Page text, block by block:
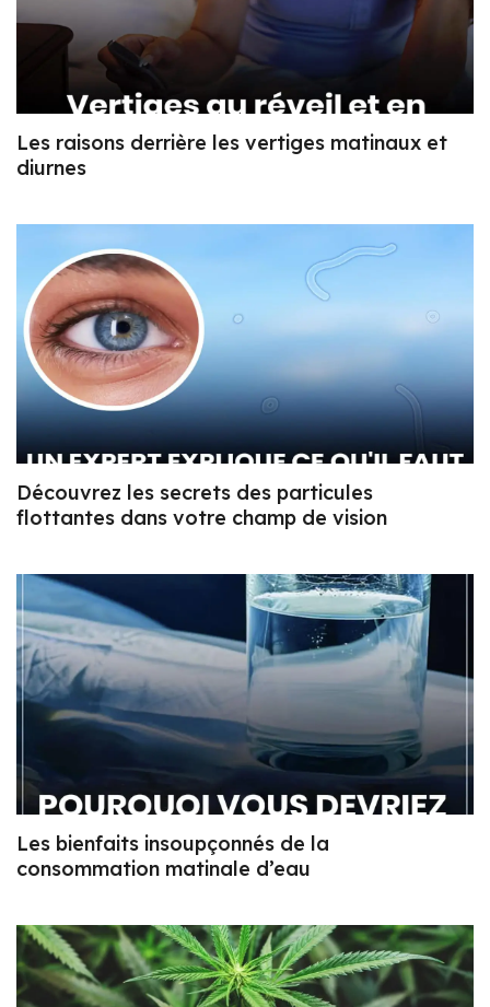
Les raisons derrière les vertiges matinaux et
diurnes
Découvrez les secrets des particules
flottantes dans votre champ de vision
Les bienfaits insoupçonnés de la
consommation matinale d’eau